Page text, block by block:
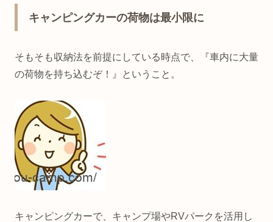
キャンピングカーの荷物は最小限に
そもそも収納法を前提にしている時点で、『車内に大量
の荷物を持ち込むぞ！』ということ。
キャンピングカーで、キャンプ場やRVパークを活用し